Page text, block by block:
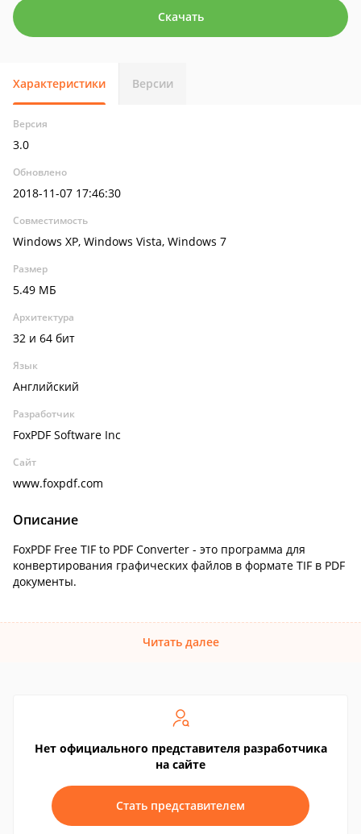
Скачать
Характеристики Версии
Версия
3.0
Обновлено
2018-11-07 17:46:30
Совместимость
Windows XP, Windows Vista, Windows 7
Размер
5.49 МБ
Архитектура
32 и 64 бит
Язык
Английский
Разработчик
FoxPDF Software Inc
Сайт
www.foxpdf.com
Описание
FoxPDF Free TIF to PDF Converter - это программа для
конвертирования графических файлов в формате TIF в PDF
документы.
Читать далее
Нет официального представителя разработчика
на сайте
Стать представителем